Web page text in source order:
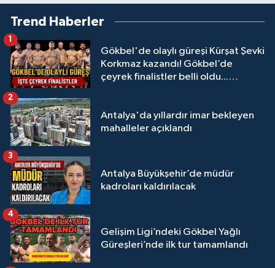
Trend Haberler
Gökbel'de olaylı güreşi Kürşat Şevki
Korkmaz kazandı! Gökbel’de
çeyrek finalistler belli oldu...
1
Antalya'da yıllardır imar bekleyen
mahalleler açıklandı
2
Antalya Büyükşehir’de müdür
kadroları kaldırılacak
3
Gelişim Ligi’ndeki Gökbel Yağlı
Güreşleri’nde ilk tur tamamlandı
4